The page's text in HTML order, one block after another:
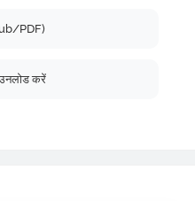
PDF)
करें